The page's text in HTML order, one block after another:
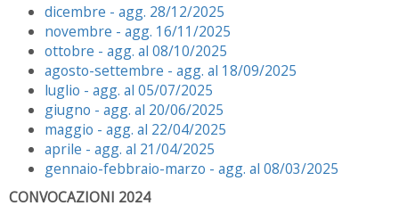
dicembre - agg. 28/12/2025
novembre - agg. 16/11/2025
ottobre - agg. al 08/10/2025
agosto-settembre - agg. al 18/09/2025
luglio - agg. al 05/07/2025
giugno - agg. al 20/06/2025
maggio - agg. al 22/04/2025
aprile - agg. al 21/04/2025
gennaio-febbraio-marzo - agg. al 08/03/2025
CONVOCAZIONI 2024